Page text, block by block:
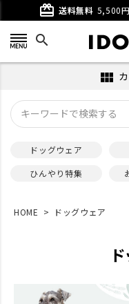
card_giftcard 送料無料 5,500
search
view_module
ドッグウェア
ひんやり特集
HOME ドッグウェア